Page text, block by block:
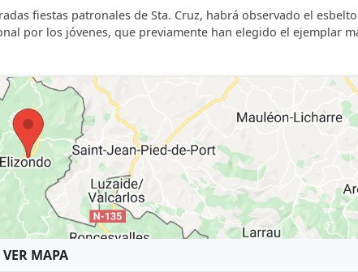
fiestas patronales de Sta. Cruz, habrá observado el esbelto
por los jóvenes, que previamente han elegido el ejemplar
VER MAPA